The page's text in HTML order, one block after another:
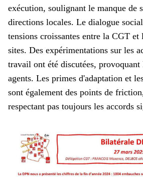
exécution, soulignant le manque de
directions locales. Le dialogue
tensions croissantes entre la CGT et
sites. Des expérimentations sur les
travail ont été discutées,
agents. Les primes d'adaptation et
sont également des points de
respectant pas toujours les accords